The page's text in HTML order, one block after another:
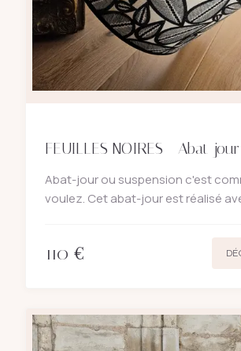
FEUILLES NOIRES - Abat-
Abat-jour ou suspension c'est
voulez. Cet abat-jour est réalisé
pour un beau co
110 €